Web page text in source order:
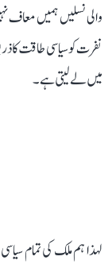
والی نسلیں ہمیں معاف
نفرت کو سیاسی طاقت کا
میں لے لیتی ہے۔
لہذا ہم ملک کی تمام